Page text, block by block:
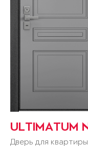
ULTIMATUM
Дверь для квартиры